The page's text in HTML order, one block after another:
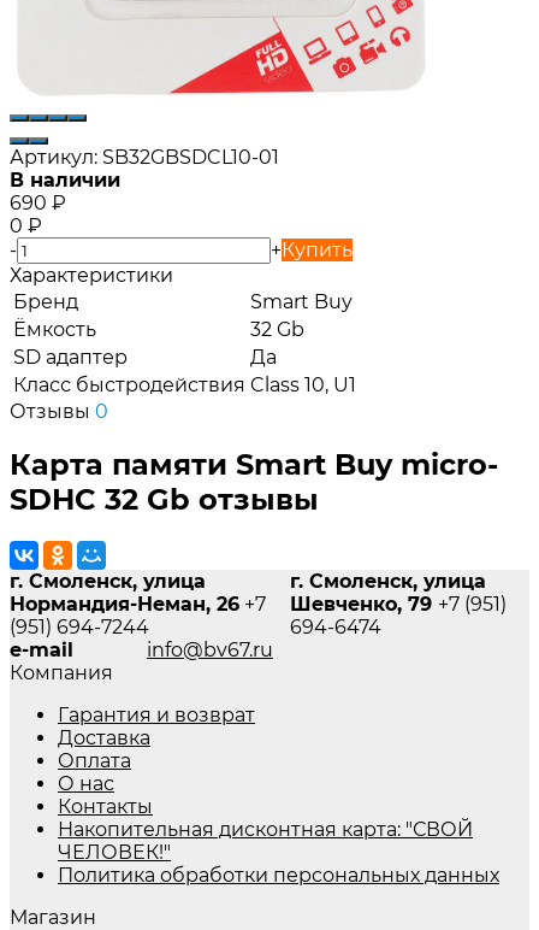
Артикул: SB32GBSDCL10-01
В наличии
690 ₽
0 ₽
-
+Купить
Характеристики
Бренд
Smart Buy
Ёмкость
32 Gb
SD адаптер
Да
Класс быстродействия Class 10, U1
Отзывы 0
Карта памяти Smart Buy micro-
SDHC 32 Gb отзывы
г. Смоленск, улица
Нормандия-Неман, 26 +7
(951) 694-7244
г. Смоленск, улица
Шевченко, 79 +7 (951)
694-6474
e-mail
info@bv67.ru
Компания
Гарантия и возврат
Доставка
Оплата
О нас
Контакты
Накопительная дисконтная карта: "СВОЙ
ЧЕЛОВЕК!"
Политика обработки персональных данных
Магазин